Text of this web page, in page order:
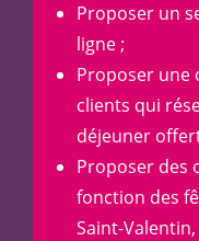
Proposer un
ligne ;
Proposer une
clients qui
déjeuner
Proposer des
fonction des
Saint-